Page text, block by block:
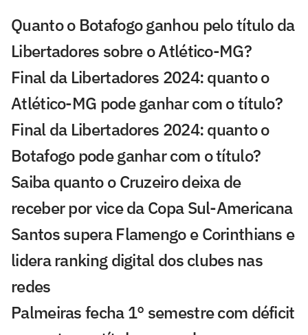
Quanto o Botafogo ganhou pelo título da
Libertadores sobre o Atlético-MG?
Final da Libertadores 2024: quanto o
Atlético-MG pode ganhar com o título?
Final da Libertadores 2024: quanto o
Botafogo pode ganhar com o título?
Saiba quanto o Cruzeiro deixa de
receber por vice da Copa Sul-Americana
Santos supera Flamengo e Corinthians e
lidera ranking digital dos clubes nas
redes
Palmeiras fecha 1° semestre com déficit